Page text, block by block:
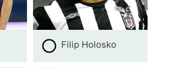
Filip Holosko